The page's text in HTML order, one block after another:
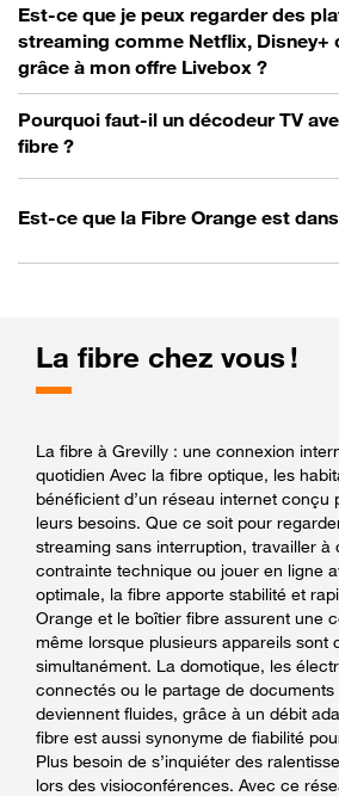
Est-ce que je peux regarder des
streaming comme Netflix, Disney+
grâce à mon offre Livebox ?
Pourquoi faut-il un décodeur TV
fibre ?
Est-ce que la Fibre Orange est
La fibre chez vous !
La fibre à Grevilly : une connexion
quotidien Avec la fibre optique, les
bénéficient d’un réseau internet conçu
leurs besoins. Que ce soit pour
streaming sans interruption, travailler à
contrainte technique ou jouer en ligne
optimale, la fibre apporte stabilité et
Orange et le boîtier fibre assurent une
même lorsque plusieurs appareils sont
simultanément. La domotique, les
connectés ou le partage de documents
deviennent fluides, grâce à un débit
fibre est aussi synonyme de fiabilité
Plus besoin de s’inquiéter des
lors des visioconférences. Avec ce